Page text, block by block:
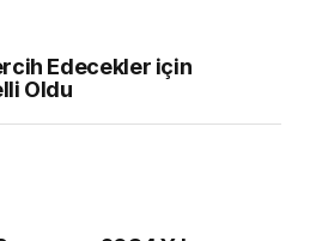
Edecekler için
Oldu